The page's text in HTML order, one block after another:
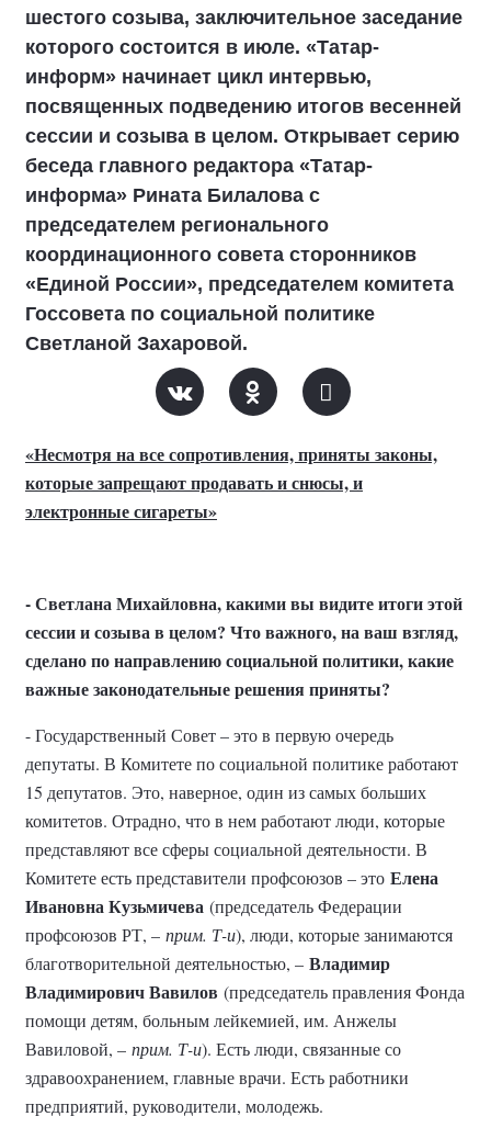
шестого созыва, заключительное заседание
которого состоится в июле. «Татар-
информ» начинает цикл интервью,
посвященных подведению итогов весенней
сессии и созыва в целом. Открывает серию
беседа главного редактора «Татар-
информа» Рината Билалова с
председателем регионального
координационного совета сторонников
«Единой России», председателем комитета
Госсовета по социальной политике
Светланой Захаровой.
«Несмотря на все сопротивления, приняты законы,
которые запрещают продавать и снюсы, и
электронные сигареты»
- Светлана Михайловна, какими вы видите итоги этой
сессии и созыва в целом? Что важного, на ваш взгляд,
сделано по направлению социальной политики, какие
важные законодательные решения приняты?
- Государственный Совет – это в первую очередь
депутаты. В Комитете по социальной политике работают
15 депутатов. Это, наверное, один из самых больших
комитетов. Отрадно, что в нем работают люди, которые
представляют все сферы социальной деятельности. В
Комитете есть представители профсоюзов – это Елена
Ивановна Кузьмичева (председатель Федерации
профсоюзов РТ, – прим. Т-и), люди, которые занимаются
благотворительной деятельностью, – Владимир
Владимирович Вавилов (председатель правления Фонда
помощи детям, больным лейкемией, им. Анжелы
Вавиловой, – прим. Т-и). Есть люди, связанные со
здравоохранением, главные врачи. Есть работники
предприятий, руководители, молодежь.